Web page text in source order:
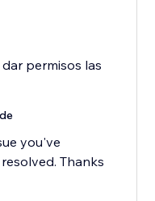
permisos las
you've
Thanks